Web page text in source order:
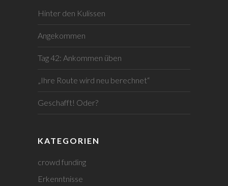
Hinter den Kulissen
Angekommen
Tag 42: Ankommen üben
„Ihre Route wird neu berechnet“
Geschafft! Oder?
KATEGORIEN
crowd funding
Erkenntnisse